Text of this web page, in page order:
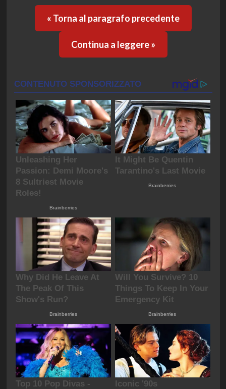
« Torna al paragrafo precedente
Continua a leggere »